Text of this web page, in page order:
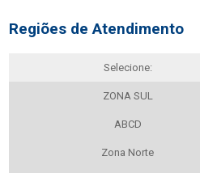
Regiões de Atendimento
Selecione:
ZONA SUL
ABCD
Zona Norte